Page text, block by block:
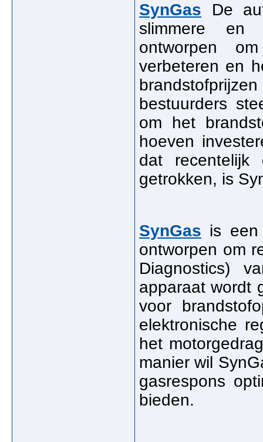
SynGas De
slimmere en
ontworpen
verbeteren en
bestuurders
om het
hoeven
dat recentelijk
getrokken, is
SynGas is een
ontworpen om
Diagnostics)
apparaat wordt
voor
elektronische
het
manier wil
gasrespons
bieden.